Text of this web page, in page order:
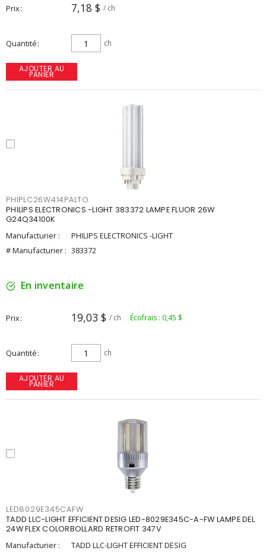
Prix 7,18 $ / ch
Quantité ch
AJOUTER AU
PANIER
PHIPLC26W414PALTO
PHILIPS ELECTRONICS -LIGHT 383372 LAMPE FLUOR 26W
G24Q34100K
Manufacturier :
PHILIPS ELECTRONICS -LIGHT
# Manufacturier : 383372
En inventaire
Prix 19,03 $ / ch Écofrais : 0,45 $
Quantité ch
AJOUTER AU
PANIER
LED8029E345CAFW
TADD LLC-LIGHT EFFICIENT DESIG LED-8029E345C-A-FW LAMPE DEL
24W FLEX COLORBOLLARD RETROFIT 347V
Manufacturier :
TADD LLC-LIGHT EFFICIENT DESIG